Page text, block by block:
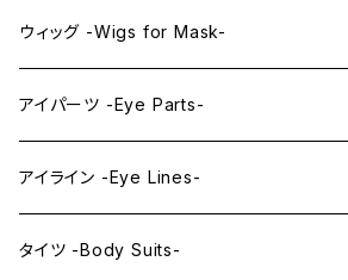
プレミアムウィッグ -Premium Wigs-
プレミアムレンズアイ -Premium Lens eye-
KAWAII series
IDOL series
PRINCESS series
KAWAII Little series
アニメマスク -Anime Masks-
ドールマスク -Doll Masks-
ウィッグ -Wigs for Mask-
ロング -Long-
ミドル -Middle-
アイパーツ -Eye Parts-
レンズアイ -Lens Eyes-
レンズアイ
クリスタルアイ -Crystal Eyes-
アイライン -Eye Lines-
アイラインステッカー -Eye Line Stickers-
タイツ -Body Suits-